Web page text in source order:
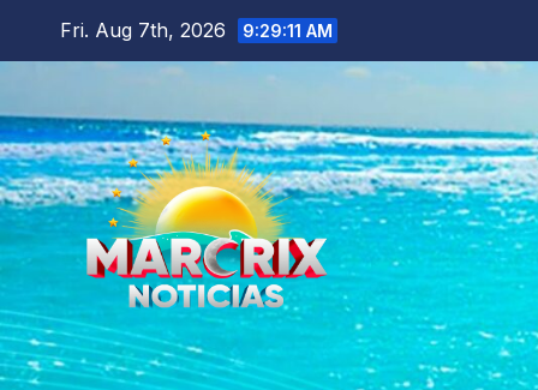
Fri. Aug 7th, 2026 9:29:13 AM